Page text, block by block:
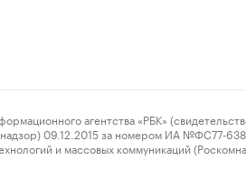
агентства «РБК»
09.12.2015 за номером ИА №ФС77-
и массовых коммуникаций